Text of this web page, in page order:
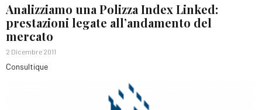
Analizziamo una Polizza Index Linked:
prestazioni legate all’andamento del
mercato
2 Dicembre 2011
Consultique